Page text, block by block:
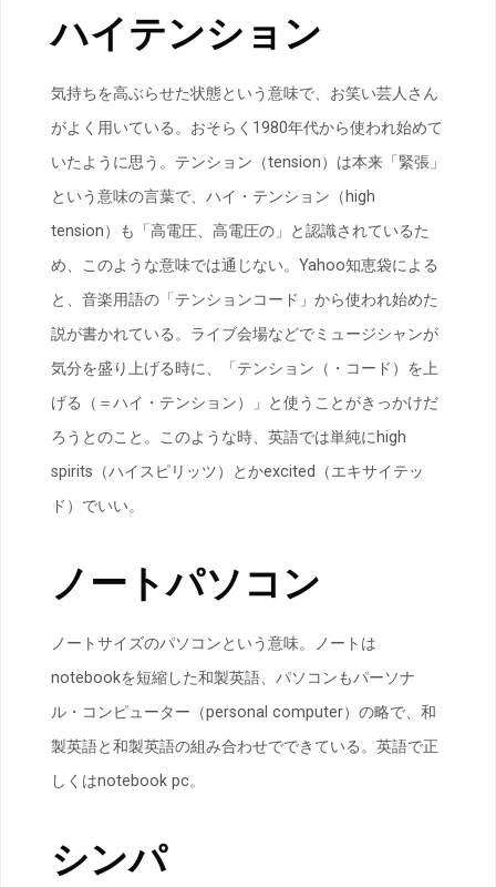
ハイテンション
気持ちを高ぶらせた状態という意味で、お笑い芸人さん
がよく用いている。おそらく1980年代から使われ始めて
いたように思う。テンション（tension）は本来「緊張」
という意味の言葉で、ハイ・テンション（high
tension）も「高電圧、高電圧の」と認識されているた
め、このような意味では通じない。Yahoo知恵袋による
と、音楽用語の「テンションコード」から使われ始めた
説が書かれている。ライブ会場などでミュージシャンが
気分を盛り上げる時に、「テンション（・コード）を上
げる（＝ハイ・テンション）」と使うことがきっかけだ
ろうとのこと。このような時、英語では単純にhigh
spirits（ハイスピリッツ）とかexcited（エキサイテッ
ド）でいい。
ノートパソコン
ノートサイズのパソコンという意味。ノートは
notebookを短縮した和製英語、パソコンもパーソナ
ル・コンピューター（personal computer）の略で、和
製英語と和製英語の組み合わせでできている。英語で正
しくはnotebook pc。
シンパ